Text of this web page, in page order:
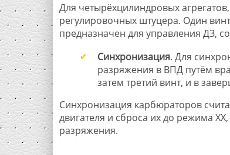
Для четырёхцилиндровых
регулировочных штуцера. Один
предназначен для управления ДЗ,
Синхронизация. Для
разряжения в ВПД путём
затем третий винт, и в
Синхронизация карбюраторов
двигателя и сброса их до режима
разряжения.